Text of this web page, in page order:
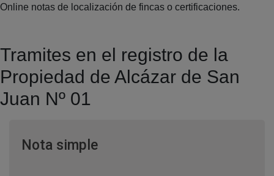
Online notas de localización de fincas o certificaciones.
Tramites en el registro de la
Propiedad de Alcázar de San
Juan Nº 01
Nota simpleVentana nueva